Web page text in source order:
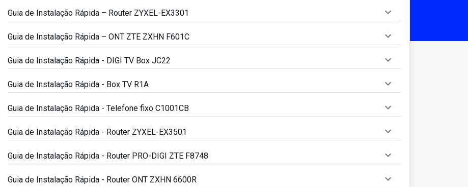
Guia de Instalação Rápida – Router ZYXEL-EX3301
Guia de Instalação Rápida – ONT ZTE ZXHN F601C
Guia de Instalação Rápida - DIGI TV Box JC22
Guia de Instalação Rápida - Box TV R1A
Guia de Instalação Rápida - Telefone fixo C1001CB
Guia de Instalação Rápida - Router ZYXEL-EX3501
Guia de Instalação Rápida - Router PRO-DIGI ZTE F8748
Guia de Instalação Rápida - Router ONT ZXHN 6600R